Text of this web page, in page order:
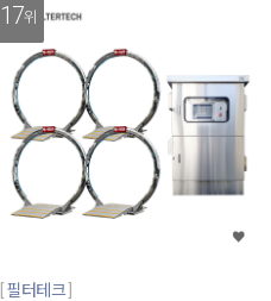
17위
필터테크